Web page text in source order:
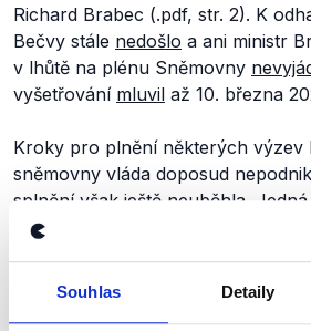
Souhlas Detaily
Richard Brabec (.pdf, str. 2). K
Bečvy stále nedošlo a ani ministr
v lhůtě na plénu Sněmovny
vyšetřování mluvil až 10. března
Kroky pro plnění některých výzev
sněmovny vláda doposud
splnění však ještě neuběhla.
o usnesení č. 1319 (
), ve
o působení sil Ministerstva obrany
terorismu v Mali, Nigeru a Čadu.